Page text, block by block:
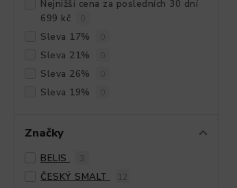
Nejnižší cena za posledních 30 dní
699 kč
Sleva 17%
Sleva 21%
Sleva 26%
Sleva 19%
Značky
BELIS 3
ČESKÝ SMALT 12